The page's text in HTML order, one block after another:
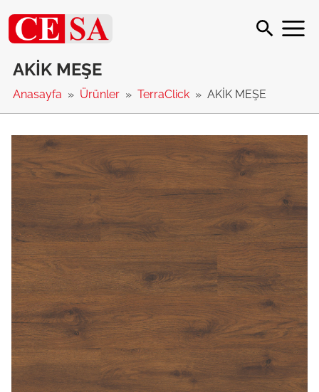
AKİK MEŞE
Anasayfa Ürünler TerraClick AKİK MEŞE